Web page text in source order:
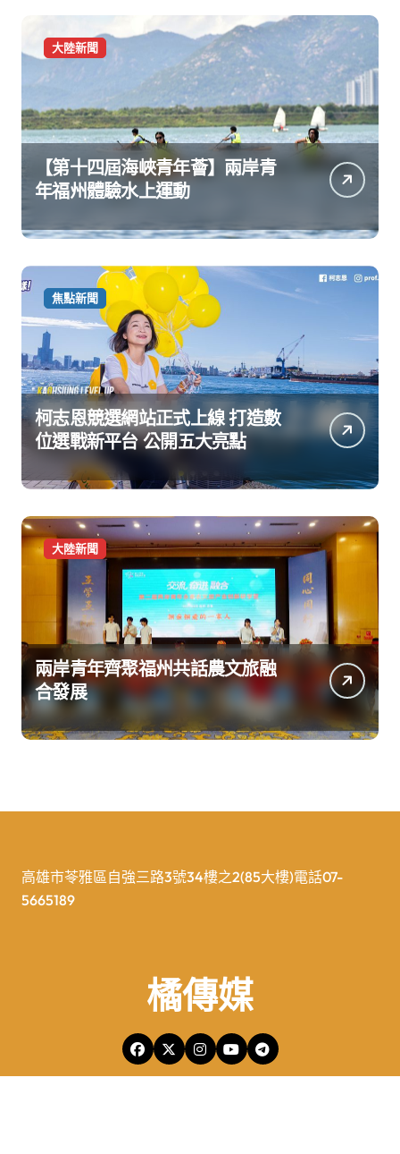
大陸新聞
【第十四屆海峽青年薈】兩岸青
年福州體驗水上運動
焦點新聞
柯志恩競選網站正式上線 打造數
位選戰新平台 公開五大亮點
大陸新聞
兩岸青年齊聚福州共話農文旅融
合發展
高雄市苓雅區自強三路3號34樓之2(85大樓)電話07-
5665189
橘傳媒